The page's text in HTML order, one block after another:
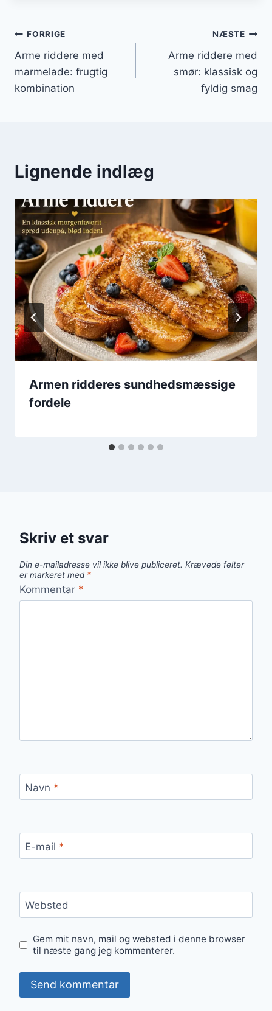
Indlægsnavigation
FORRIGE
Arme riddere med
marmelade: frugtig
kombination
NÆSTE
Arme riddere med
smør: klassisk og
fyldig smag
Lignende indlæg
Armen ridderes sundhedsmæssige
fordele
Skriv et svar
Din e-mailadresse vil ikke blive publiceret. Krævede felter
er markeret med *
Kommentar *
Navn *
E-mail *
Websted
Gem mit navn, mail og websted i denne browser
til næste gang jeg kommenterer.